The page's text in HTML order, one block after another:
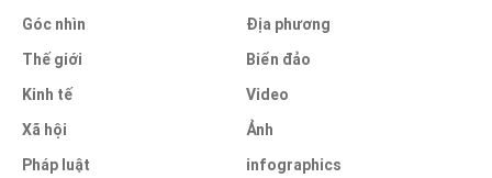
Góc nhìn
Thế giới
Kinh tế
Xã hội
Pháp luật
Địa phương
Biển đảo
Video
Ảnh
infographics